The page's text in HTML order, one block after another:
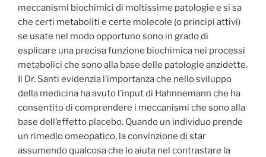
meccanismi biochimici di moltissime patologie e si sa
che certi metaboliti e certe molecole (o principi attivi)
se usate nel modo opportuno sono in grado di
esplicare una precisa funzione biochimica nei processi
metabolici che sono alla base delle patologie anzidette.
Il Dr. Santi evidenzia l’importanza che nello sviluppo
della medicina ha avuto l’input di Hahnnemann che ha
consentito di comprendere i meccanismi che sono alla
base dell’effetto placebo. Quando un individuo prende
un rimedio omeopatico, la convinzione di star
assumendo qualcosa che lo aiuta nel contrastare la